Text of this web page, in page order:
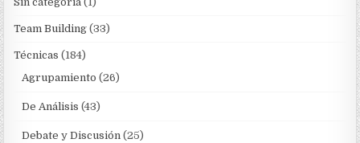
Team Building (33)
Técnicas (184)
Agrupamiento (26)
De Análisis (43)
Debate y Discusión (25)